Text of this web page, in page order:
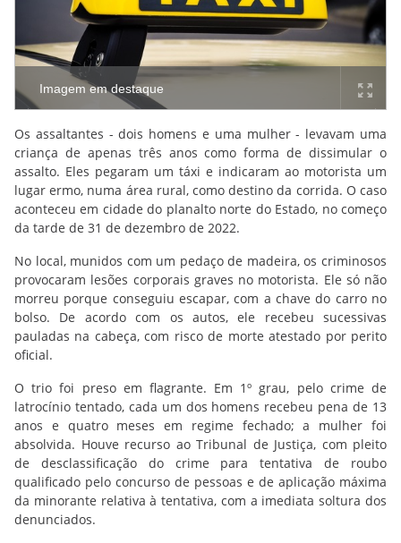
Imagem em destaque
Os assaltantes - dois homens e uma mulher - levavam uma
criança de apenas três anos como forma de dissimular o
assalto. Eles pegaram um táxi e indicaram ao motorista um
lugar ermo, numa área rural, como destino da corrida. O caso
aconteceu em cidade do planalto norte do Estado, no começo
da tarde de 31 de dezembro de 2022.
No local, munidos com um pedaço de madeira, os criminosos
provocaram lesões corporais graves no motorista. Ele só não
morreu porque conseguiu escapar, com a chave do carro no
bolso. De acordo com os autos, ele recebeu sucessivas
pauladas na cabeça, com risco de morte atestado por perito
oficial.
O trio foi preso em flagrante. Em 1º grau, pelo crime de
latrocínio tentado, cada um dos homens recebeu pena de 13
anos e quatro meses em regime fechado; a mulher foi
absolvida. Houve recurso ao Tribunal de Justiça, com pleito
de desclassificação do crime para tentativa de roubo
qualificado pelo concurso de pessoas e de aplicação máxima
da minorante relativa à tentativa, com a imediata soltura dos
denunciados.